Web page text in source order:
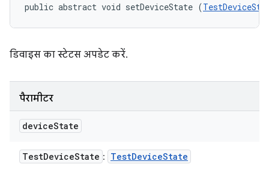
public abstract void setDeviceState (
डिवाइस का स्टेटस अपडेट करें.
पैरामीटर
deviceState
TestDeviceState : TestDeviceState